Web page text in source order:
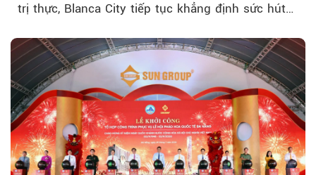
trị thực, Blanca City tiếp tục khẳng định sức hút